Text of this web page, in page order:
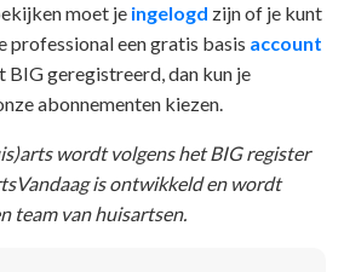
moet je ingelogd zijn of je kunt
professional een gratis basis account
BIG geregistreerd, dan kun je
abonnementen kiezen.
wordt volgens het BIG register
is ontwikkeld en wordt
team van huisartsen.